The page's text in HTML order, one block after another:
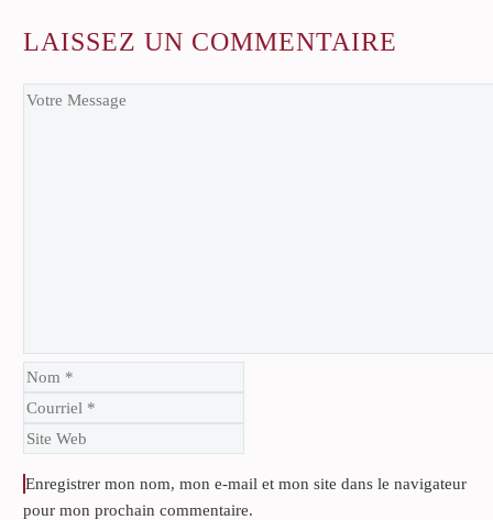
LAISSEZ UN COMMENTAIRE
Enregistrer mon nom, mon e-mail et mon site dans le navigateur
pour mon prochain commentaire.